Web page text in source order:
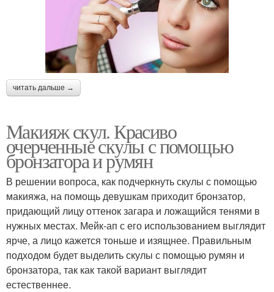
читать дальше →
Макияж скул. Красиво
очерченные скулы с помощью
бронзатора и румян
В решении вопроса, как подчеркнуть скулы с помощью
макияжа, на помощь девушкам приходит бронзатор,
придающий лицу оттенок загара и ложащийся тенями в
нужных местах. Мейк-ап с его использованием выглядит
ярче, а лицо кажется тоньше и изящнее. Правильным
подходом будет выделить скулы с помощью румян и
бронзатора, так как такой вариант выглядит
естественнее.